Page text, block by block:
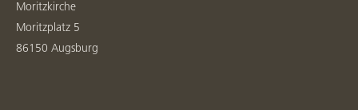
Moritzkirche
Moritzplatz 5
86150 Augsburg